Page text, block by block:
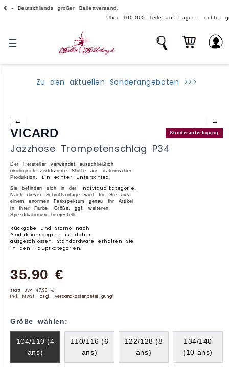
großer Ballettversand.
Über 100.000 Teile auf Lager - echte, große
☰
Zu den aktuellen Sonderangeboten >>>
← →
Sonderanfertigung
VICARD
Jazzhose Trompetenschlag P34
Der Hersteller verwendet ausschließlich
ökologisch zertifizierte Stoffe aus italienischer
Produktion.
Ein echter Unterschied.
Sie befinden sich in der Individualkategorie.
Nach dieser Schnittvorlage wird für Sie aus
einem enormen Farbspektum genau Ihr Artikel
in Ihrer Farbe, Größe, ggf. weiteren
Spezifikationen hergestellt.
Rückgabe und Storno nach
Produktionsbeginn ist daher
ausgeschlossen. Standardware erhalten Sie
in den Hauptkategorien.
35.90 €
statt UVP 47,90 €
inkl. MwSt. zzgl. Versandkostenbeteiligung*
Größe wählen:
104/110 (4
ans)
110/116 (6
ans)
122/128 (8
ans)
134/140
(10 ans)